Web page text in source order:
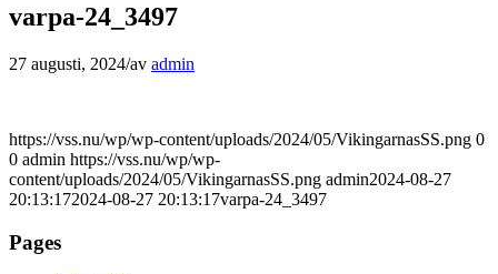
varpa-24_3497
27 augusti, 2024/av admin
https://vss.nu/wp/wp-content/uploads/2024/05/VikingarnasSS.png 0
0 admin https://vss.nu/wp/wp-
content/uploads/2024/05/VikingarnasSS.png admin2024-08-27
20:13:172024-08-27 20:13:17varpa-24_3497
Pages